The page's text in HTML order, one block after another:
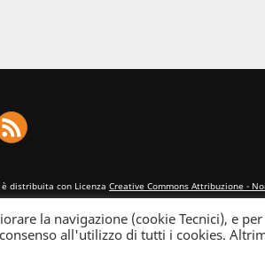
distribuita con Licenza Creative Commons Attribuzione -
la navigazione (cookie Tecnici), e
all'utilizzo di tutti i cookies.